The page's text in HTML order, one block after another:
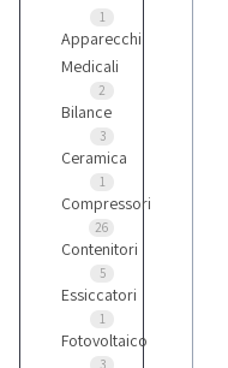
1
Apparecchi
Medicali
2
Bilance
3
Ceramica
1
Compressori
26
Contenitori
5
Essiccatori
1
Fotovoltaico
3